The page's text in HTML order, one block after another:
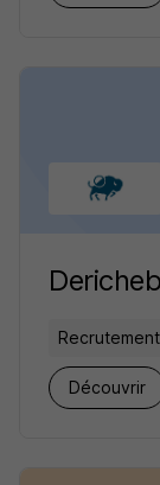
Découvrir